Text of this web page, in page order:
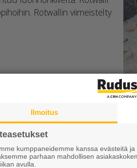
Rotwallin viimeistelty
Saatat tarvita myös
Ilmoitus
kumppaneidemme kanssa evästeitä
parhaan mahdollisen
avulla.